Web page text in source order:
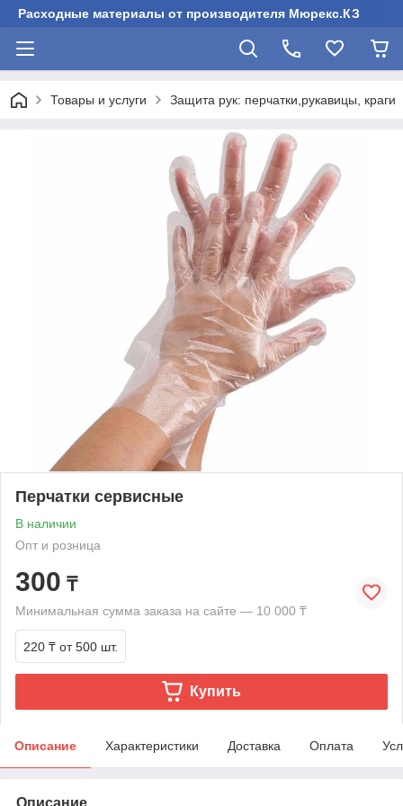
Расходные материалы от производителя Мюрекс.КЗ
Товары и услуги Защита рук: перчатки,рукавицы, краги
Перчатки сервисные
В наличии
Опт и розница
300 ₸
Минимальная сумма заказа на сайте — 10 000 ₸
220 ₸ от 500 шт.
Купить
Описание Характеристики Доставка Оплата
Описание